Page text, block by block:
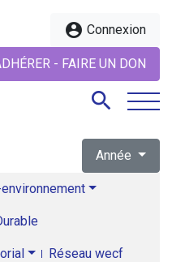
account_circle Connexion
- FAIRE UN DON
search
Année
Réseau wecf